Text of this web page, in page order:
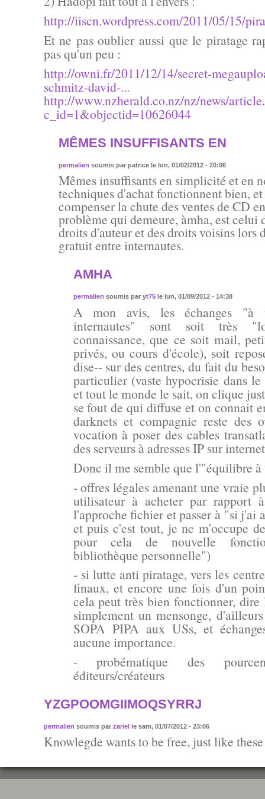
http://iiscn.wordpress.com/2011/05/15/
Et ne pas oublier aussi que le piratage
pas qu'un peu :
http://owni.fr/2011/12/14/secret-
schmitz-david-...
http://www.nzherald.co.nz/nz/news/
c_id=1&objectid=10626044
MÊMES INSUFFISANTS EN
permalien soumis par patricele lun, 01/02/2012 - 20:06
Mêmes insuffisants en simplicité et en
techniques d'achat fonctionnent bien,
compenser la chute des ventes de CD
problème qui demeure, àmha, est celui
droits d'auteur et des droits voisins lors
gratuit entre internautes.
AMHA
permalien soumis par yt75le lun, 01/09/2012 - 14:38
A mon avis, les échanges "à
internautes" sont soit très
connaissance, que ce soit mail,
privés, ou cours d'école), soit
dise-- sur des centres, du fait du
particulier (vaste hypocrisie dans
et tout le monde le sait, on clique
se fout de qui diffuse et on connait
darknets et compagnie reste des
vocation à poser des cables
des serveurs à adresses IP sur
Donc il me semble que l'"équilibre à
- offres légales amenant une vraie
utilisateur à acheter par rapport
l'approche fichier et passer à "si j'ai
et puis c'est tout, je ne m'occupe
pour cela de nouvelle
bibliothèque personnelle")
- si lutte anti piratage, vers les
finaux, et encore une fois d'un
cela peut très bien fonctionner,
simplement un mensonge,
SOPA PIPA aux USs, et
aucune importance.
- probématique des
éditeurs/créateurs
YZGPOOMGIIMOQSYRRJ
permalien soumis par zarielle sam, 01/07/2012 - 23:06
Knowlegde wants to be free, just like